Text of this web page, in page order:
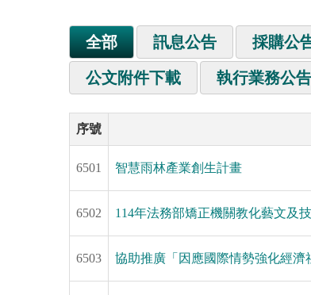
全部 訊息公告 採購公
公文附件下載 執行業務公告
序號
6501 智慧雨林產業創生計畫
6502 114年法務部矯正機關教化藝文及
6503 協助推廣「因應國際情勢強化經